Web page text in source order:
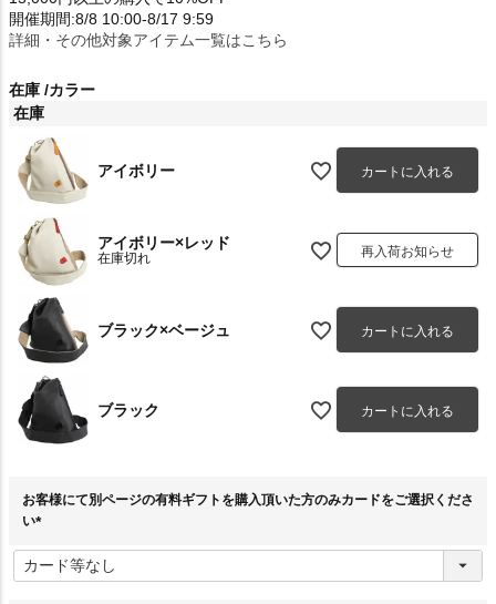
開催期間:8/8 10:00-8/17 9:59
詳細・その他対象アイテム一覧はこちら
在庫 カラー
在庫
アイボリー カートに入れる
アイボリー×レッド
在庫切れ 再入荷お知らせ
ブラック×ベージュ カートに入れる
ブラック カートに入れる
お客様にて別ページの有料ギフトを購入頂いた方のみカードをご選択くださ
い
必
須